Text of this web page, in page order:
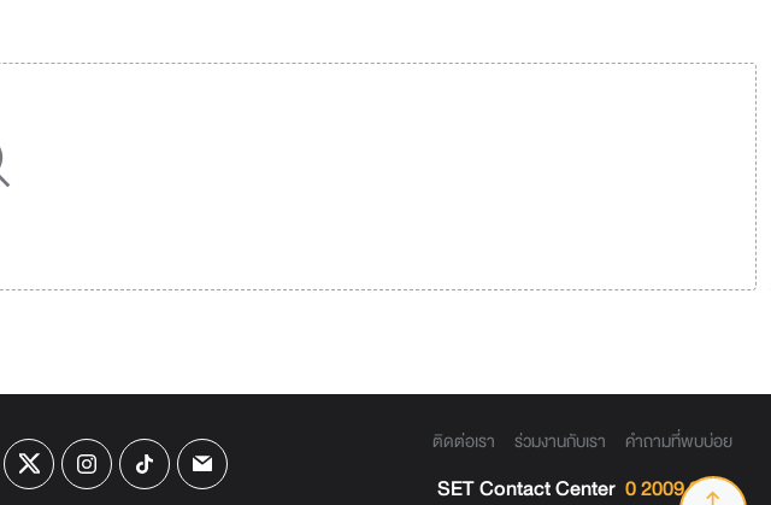
ติดต่อเรา ร่วมงานกับเรา คำถามที่พบบ่อย
SET Contact Center 0 2009 9999